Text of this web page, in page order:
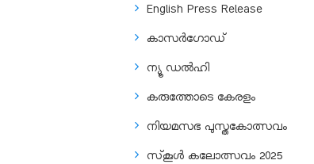
English Press Release
കാസർഗോഡ്
ന്യൂ ഡൽഹി
കരുത്തോടെ കേരളം
നിയമസഭ പുസ്തകോത്സവം
സ്‌കൂൾ കലോത്സവം 2025